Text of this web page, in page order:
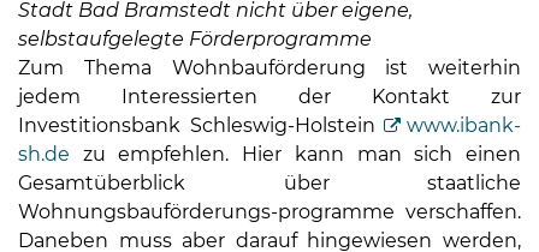
zentrale@badbramstedt.de
Mo,
Di,
Fr
08
Uhr
Stadt Bad Bramstedt nicht über eigene,
selbstaufgelegte Förderprogramme
Zum Thema Wohnbauförderung ist weiterhin
jedem Interessierten der Kontakt zur
Investitionsbank Schleswig-Holstein
www.ibank-
sh.de zu empfehlen. Hier kann man sich einen
Gesamtüberblick über staatliche
Wohnungsbauförderungs-programme verschaffen.
Daneben muss aber darauf hingewiesen werden,